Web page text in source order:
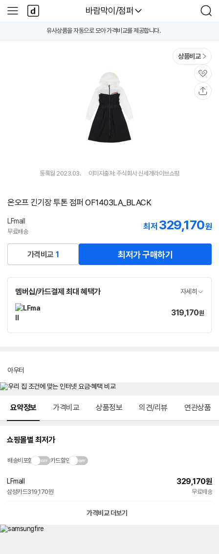
다나와
바람막이/점퍼
검
사
다
나
인
i
유사상품을 자동으로 모아 가격비교를 제공합니다.
상품비교
관
심
등록월 2023.03. 이미지출처: 주식회사 신세계라이브쇼핑
온오프 긴기장 투톤 점퍼 OF1403LA_BLACK
LFmall
무료배송
최저 329,170원
가격비교 1 최저가 구매하기
멤버십/카드결제 최대 혜택가 자세히
가
319,170원
아우터
요약정보 가격비교 상품정보 의견/리뷰 연관상품
쇼핑몰별 최저가
배송비포함 카드할인
LFmall
삼성카드319,170원
329,170원
무료배송
가격비교 더보기